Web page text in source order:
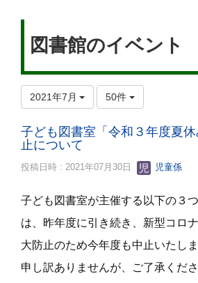
図書館のイベント
2021年7月 50件
子ども図書室「令和３年度夏
止について
投稿日時 : 2021年07月30日 児童係
子ども図書室が主催する以下の３
は、昨年度に引き続き、新型コロ
大防止のため今年度も中止いたしま
申し訳ありませんが、ご了承くださ